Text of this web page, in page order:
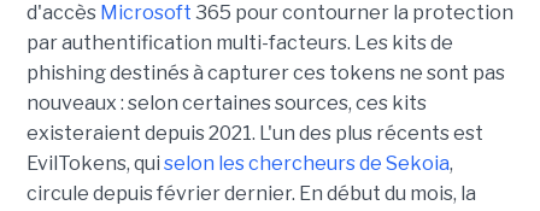
d'accès Microsoft 365 pour contourner la protection
par authentification multi-facteurs. Les kits de
phishing destinés à capturer ces tokens ne sont pas
nouveaux : selon certaines sources, ces kits
existeraient depuis 2021. L'un des plus récents est
EvilTokens, qui selon les chercheurs de Sekoia,
circule depuis février dernier. En début du mois, la